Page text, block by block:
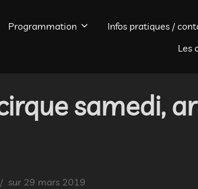
Programmation Infos pratiques /
Les
samedi,
sur Publié
29 mars 2019